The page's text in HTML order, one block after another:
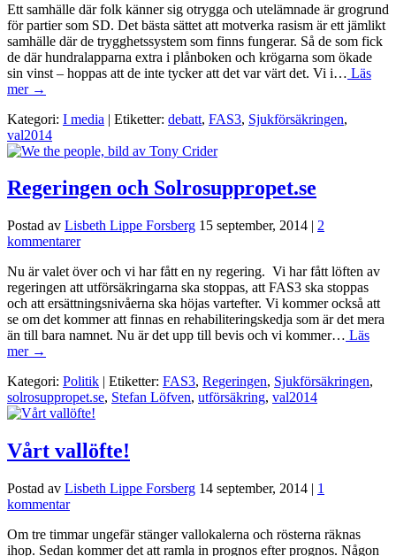
Ett samhälle där folk känner sig otrygga och utelämnade är grogrund
för partier som SD. Det bästa sättet att motverka rasism är ett jämlikt
samhälle där de trygghetssystem som finns fungerar. Så de som fick
de där hundralapparna extra i plånboken och krögarna som ökade
sin vinst – hoppas att de inte tycker att det var värt det. Vi i… Läs
mer →
Kategori: I media | Etiketter: debatt, FAS3, Sjukförsäkringen,
val2014
Regeringen och Solrosuppropet.se
Postad av Lisbeth Lippe Forsberg 15 september, 2014 | 2
kommentarer
Nu är valet över och vi har fått en ny regering. Vi har fått löften av
regeringen att utförsäkringarna ska stoppas, att FAS3 ska stoppas
och att ersättningsnivåerna ska höjas vartefter. Vi kommer också att
se om det kommer att finnas en rehabiliteringskedja som är det mera
än till bara namnet. Nu är det upp till bevis och vi kommer… Läs
mer →
Kategori: Politik | Etiketter: FAS3, Regeringen, Sjukförsäkringen,
solrosuppropet.se, Stefan Löfven, utförsäkring, val2014
Vårt vallöfte!
Postad av Lisbeth Lippe Forsberg 14 september, 2014 | 1
kommentar
Om tre timmar ungefär stänger vallokalerna och rösterna räknas
ihop. Sedan kommer det att ramla in prognos efter prognos. Någon